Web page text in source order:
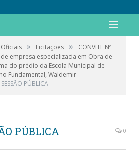
» Licitações »
CONVITE Nº
empresa especializada em Obra de
do prédio da Escola Municipal de
Fundamental, Waldemir
PÚBLICA
PÚBLICA 0